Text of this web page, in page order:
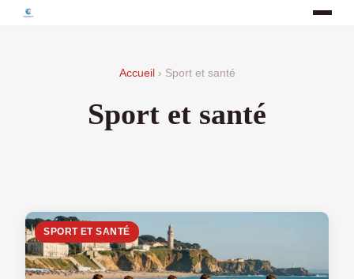
Accueil › Sport et santé
Sport et santé
SPORT ET SANTÉ